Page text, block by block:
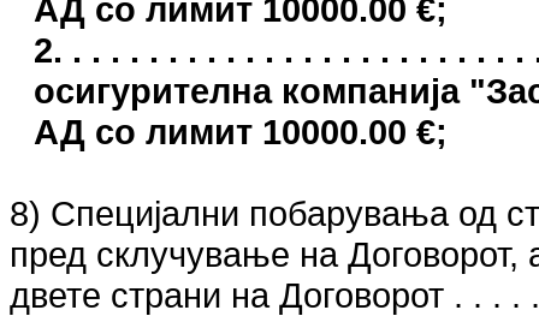
АД сo лимит 10000.00 €;
2. . . . . . . . . . . . . . . . . . . . . . . .
осигурителна компанија
АД сo лимит 10000.00 €;
8) Специјални побарувања од
пред склучување на Договорот,
двете страни на Договорот . . .